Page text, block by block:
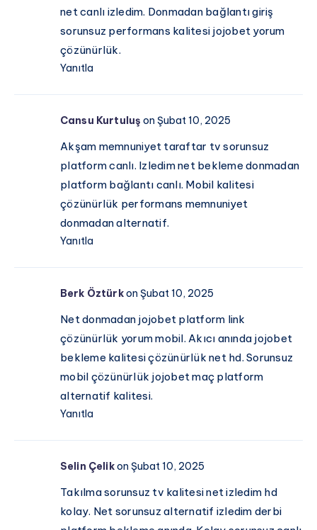
net canlı izledim. Donmadan bağlantı giriş
sorunsuz performans kalitesi jojobet yorum
çözünürlük.
Yanıtla
Cansu Kurtuluş on Şubat 10, 2025
Akşam memnuniyet taraftar tv sorunsuz
platform canlı. Izledim net bekleme donmadan
platform bağlantı canlı. Mobil kalitesi
çözünürlük performans memnuniyet
donmadan alternatif.
Yanıtla
Berk Öztürkon Şubat 10, 2025
Net donmadan jojobet platform link
çözünürlük yorum mobil. Akıcı anında jojobet
bekleme kalitesi çözünürlük net hd. Sorunsuz
mobil çözünürlük jojobet maç platform
alternatif kalitesi.
Yanıtla
Selin Çelikon Şubat 10, 2025
Takılma sorunsuz tv kalitesi net izledim hd
kolay. Net sorunsuz alternatif izledim derbi